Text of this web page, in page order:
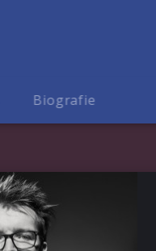
Biografie